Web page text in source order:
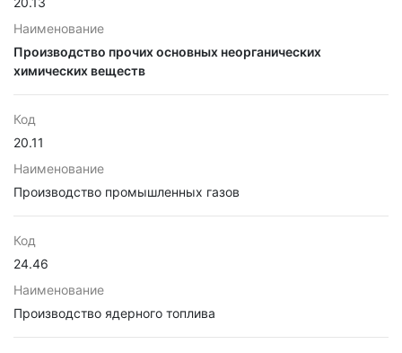
Наименование
Производство прочих основных неорганических
химических веществ
Код
20.11
Наименование
Производство промышленных газов
Код
24.46
Наименование
Производство ядерного топлива